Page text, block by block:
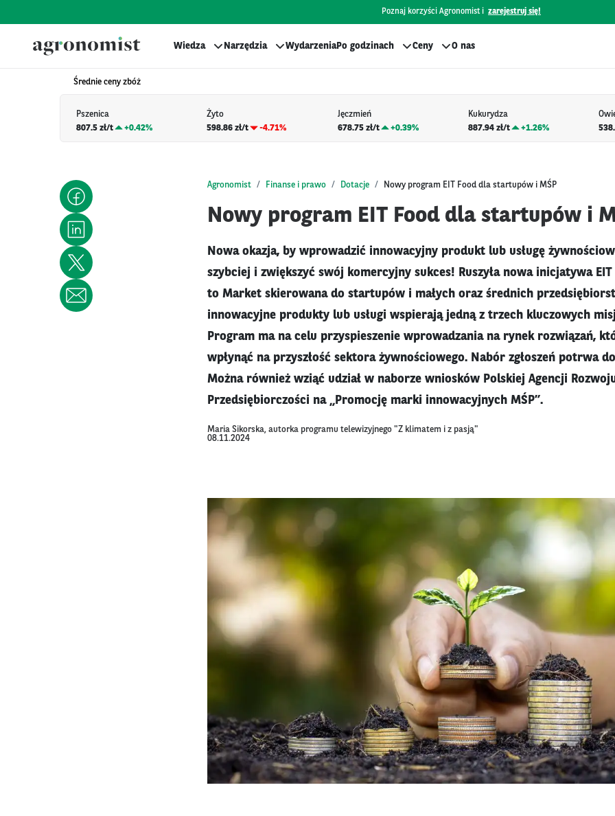
Poznaj korzyści Agronomist i zarejestruj się!
Wiedza Narzędzia WydarzeniaPo godzinach Ceny O nas
Średnie ceny zbóż
Pszenica
807.5 zł/t
+0.42%
Żyto
598.86 zł/t
-4.71%
Jęczmień
678.75 zł/t
+0.39%
Kukurydza
887.94 zł/t
+1.26%
Agronomist Finanse i prawo Dotacje Nowy program EIT Food dla startupów i MŚP
Nowy program EIT Food dla startupów i
Nowa okazja, by wprowadzić innowacyjny produkt lub usługę
szybciej i zwiększyć swój komercyjny sukces! Ruszyła nowa inicjatywa
to Market skierowana do startupów i małych oraz średnich
innowacyjne produkty lub usługi wspierają jedną z trzech kluczowych
Program ma na celu przyspieszenie wprowadzania na rynek rozwiązań,
wpłynąć na przyszłość sektora żywnościowego. Nabór zgłoszeń potrwa
Można również wziąć udział w naborze wniosków Polskiej Agencji
Przedsiębiorczości na „Promocję marki innowacyjnych MŚP”.
Maria Sikorska, autorka programu telewizyjnego "Z klimatem i z pasją"
08.11.2024